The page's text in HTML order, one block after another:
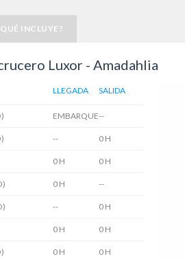
INCLUYE?
Luxor - Amadahlia
LLEGADA SALIDA
EMBARQUE--
-- 0 H
0 H 0 H
0 H --
-- 0 H
0 H 0 H
0 H 0 H